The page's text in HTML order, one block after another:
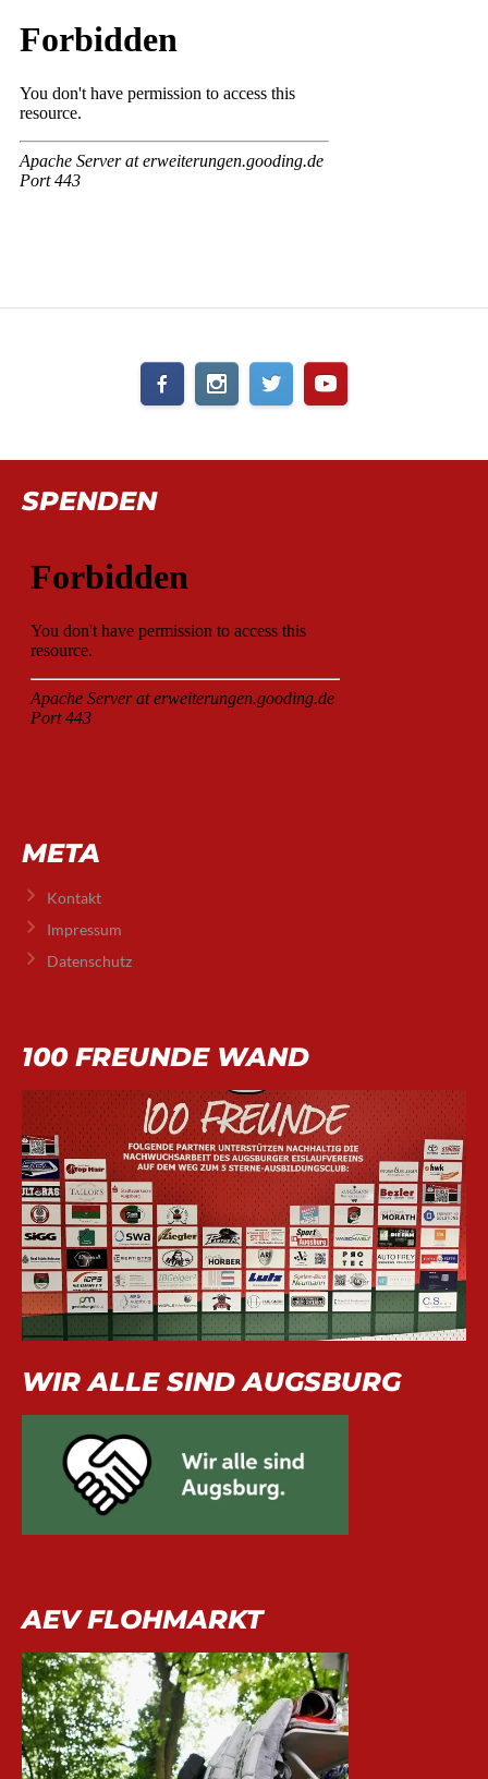
SPENDEN
META
Kontakt
Impressum
Datenschutz
100 FREUNDE WAND
WIR ALLE SIND AUGSBURG
AEV FLOHMARKT